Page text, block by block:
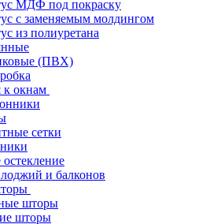
МДФ под покраску
с заменяемым молдингом
из полиуретана
(ПВХ)
к окнам
сетки
и балконов
шторы
шторы